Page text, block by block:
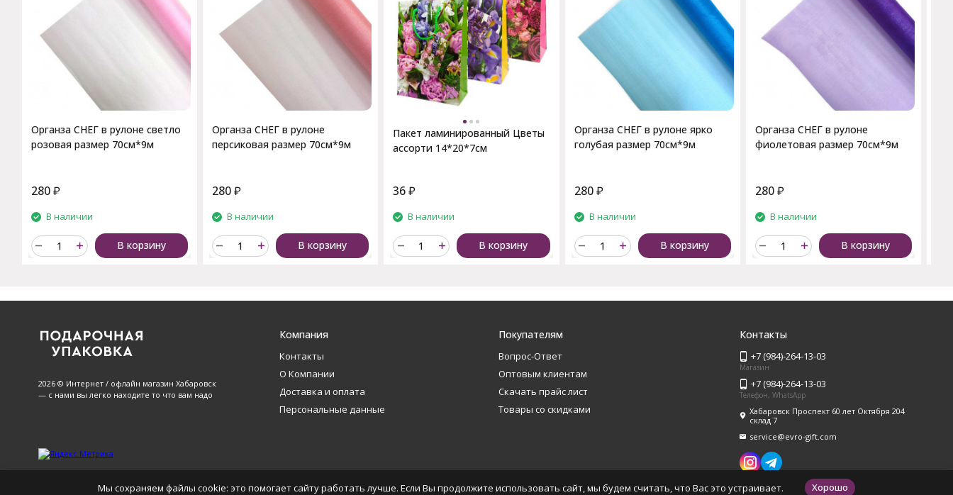
Органза СНЕГ в рулоне светло
розовая размер 70см*9м
280 ₽
В наличии
В корзину
Органза СНЕГ в рулоне
персиковая размер 70см*9м
280₽
В наличии
В корзину
Пакет ламинированный Цветы
ассорти 14*20*7см
36₽
В наличии
В корзину
Органза СНЕГ в рулоне ярко
голубая размер 70см*9м
280₽
В наличии
В корзину
Органза СНЕГ в рулоне
фиолетовая размер 70см*9м
280₽
В наличии
В корзину
2026 © Интернет / офлайн магазин Хабаровск
— с нами вы легко находите то что вам надо
Компания
Контакты
О Компании
Доставка и оплата
Персональные данные
Покупателям
Вопрос-Ответ
Оптовым клиентам
Скачать прайс лист
Товары со скидками
Контакты
+7 (984)-264-13-03
Магазин
+7 (984)-264-13-03
Телефон, WhatsApp
Хабаровск Проспект 60 лет Октября 204
склад 7
service@evro-gift.com
Мы сохраняем файлы cookie: это помогает сайту работать лучше. Если Вы продолжите использовать сайт, мы будем считать, что Вас это устраивает. Хорошо